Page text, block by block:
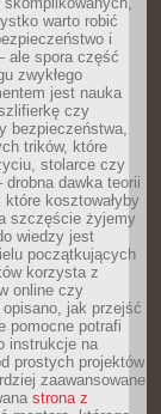
warto robić
i
ale spora część
zwykłego
jest nauka
czy
bezpieczeństwa,
trików, które
stolarce czy
dawka teorii
które kosztowałyby
szczęście żyjemy
wiedzy jest
początkujących
korzysta z
online czy
jak przejść
pomocne potrafi
instrukcje na
prostych projektów
zaawansowane
strona z